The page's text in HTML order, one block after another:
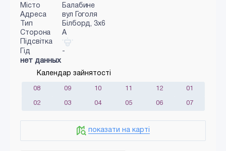
Місто
Балабине
Адреса
вул Гоголя
Тип
Білборд, 3х6
Сторона
A
Підсвітка
Гід
-
нет данных
Календар зайнятості
08 09 10 11 12 01
02 03 04 05 06 07
показати на карті